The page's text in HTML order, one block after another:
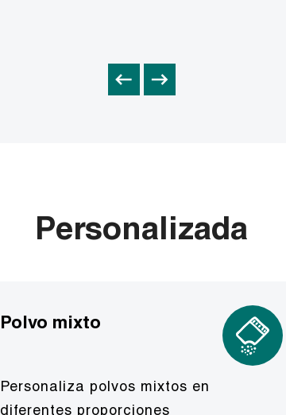
Personalizada
Polvo mixto
Personaliza polvos mixtos en
diferentes proporciones